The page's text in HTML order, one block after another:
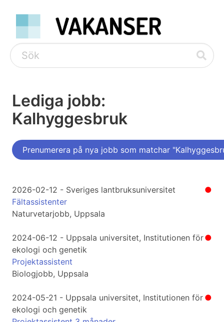
Lediga jobb:
Kalhyggesbruk
Prenumerera på nya jobb som matchar
●
2026-02-12 - Sveriges lantbruksuniversitet
Fältassistenter
Naturvetarjobb, Uppsala
●
2024-06-12 - Uppsala universitet, Institutionen för
ekologi och genetik
Projektassistent
Biologjobb, Uppsala
●
2024-05-21 - Uppsala universitet, Institutionen för
ekologi och genetik